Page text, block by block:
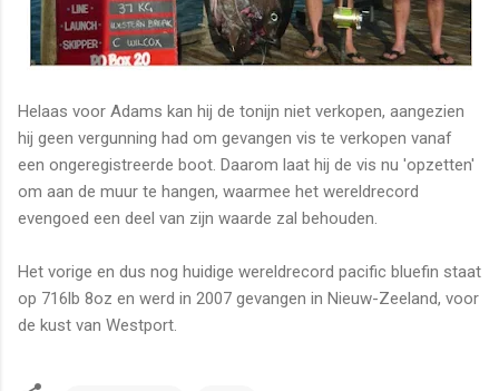
Helaas voor Adams kan hij de tonijn niet verkopen, aangezien
hij geen vergunning had om gevangen vis te verkopen vanaf
een ongeregistreerde boot. Daarom laat hij de vis nu 'opzetten'
om aan de muur te hangen, waarmee het wereldrecord
evengoed een deel van zijn waarde zal behouden.
Het vorige en dus nog huidige wereldrecord pacific bluefin staat
op 716lb 8oz en werd in 2007 gevangen in Nieuw-Zeeland, voor
de kust van Westport.